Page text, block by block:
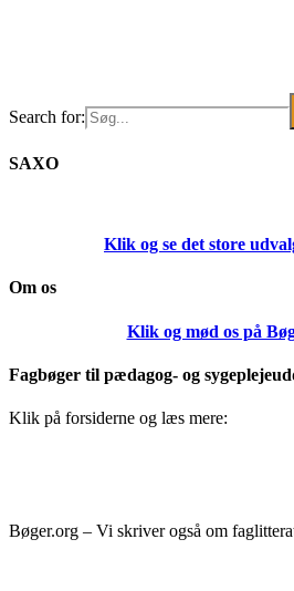
Search for:
SAXO
Klik og se det store
Om os
Klik og mød os på
Fagbøger til pædagog- og
Klik på forsiderne og læs mere:
Bøger.org – Vi skriver også om